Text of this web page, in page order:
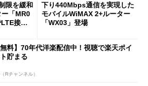
限を緩和
ー「MR0
接続
下り440Mbps通信を実現した
モバイルWiMAX 2+ルーター
「WX03」登場
無料】70年代洋楽配信中！視聴で楽天ポイ
貯まる
Rチャンネル）